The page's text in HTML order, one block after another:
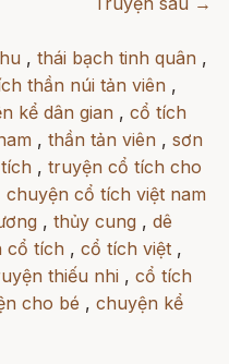
, thái bạch tinh quân ,
thần núi tản viên ,
kể dân gian , cổ tích
, thần tản viên , sơn
, truyện cổ tích cho
chuyện cổ tích việt nam
, thủy cung , dê
cổ tích , cổ tích việt ,
thiếu nhi , cổ tích
cho bé , chuyện kể